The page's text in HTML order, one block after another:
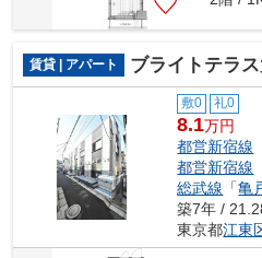
賃貸 | アパート ブライトテラ
敷0 礼0
8.1万円
都営新宿線
都営新宿線
総武線 「亀
築7年 /
東京都江東